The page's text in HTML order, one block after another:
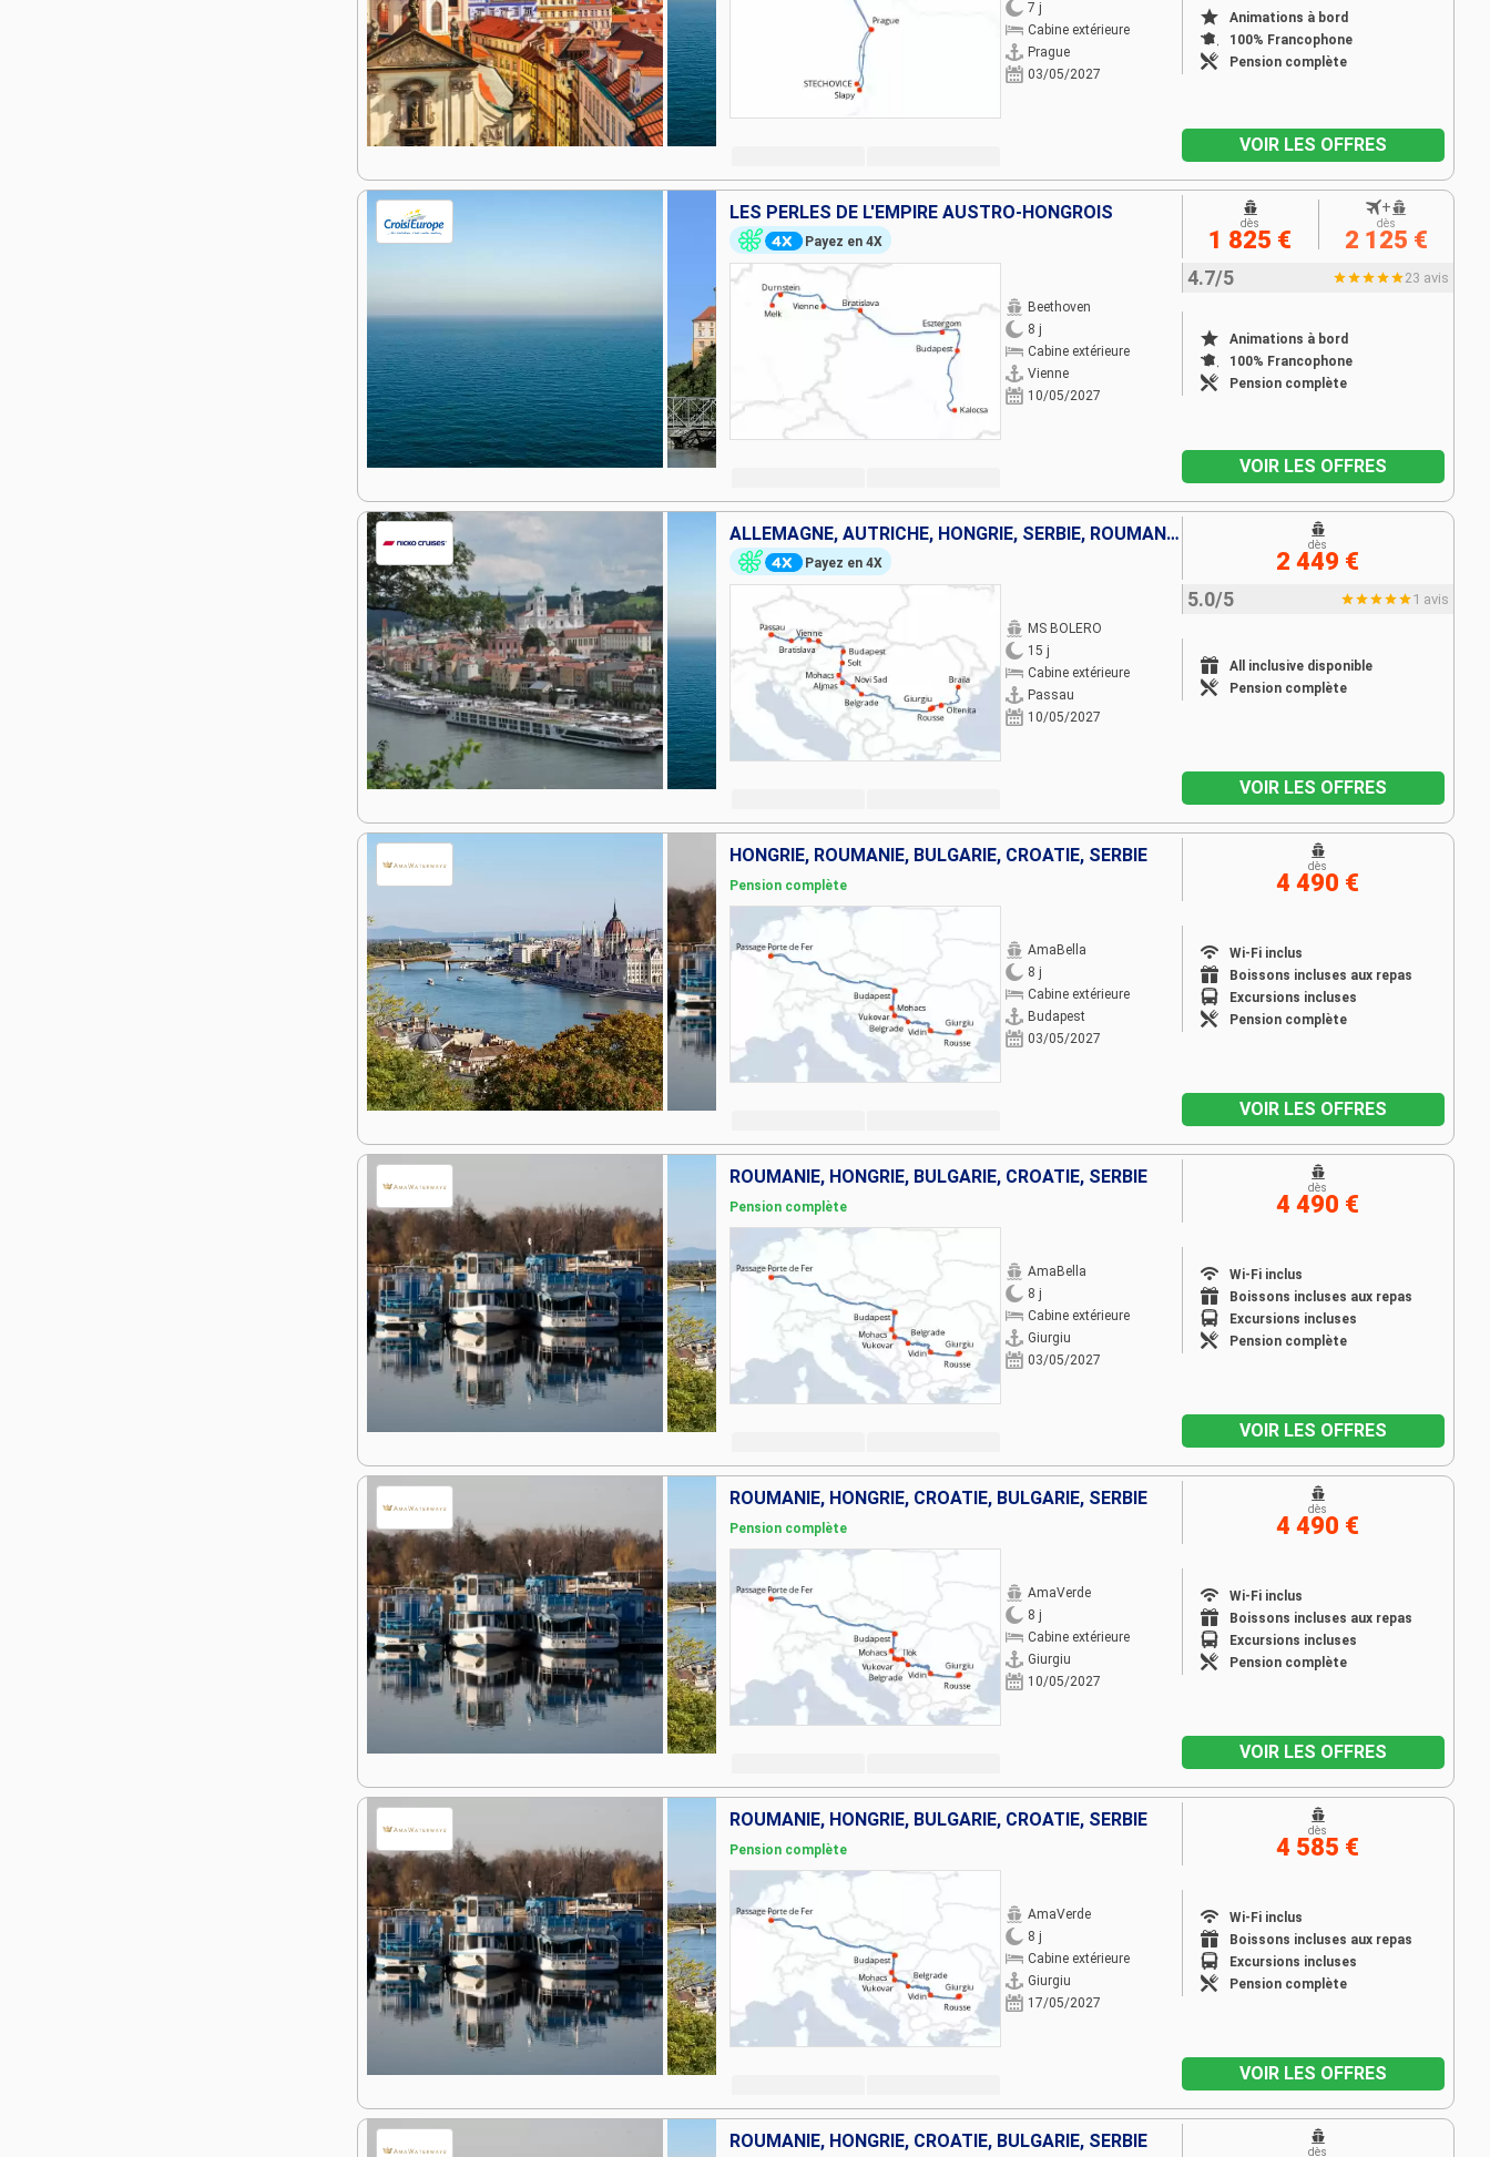
7 j
Cabine extérieure
Prague
03/05/2027
Animations à bord
100% Francophone
Pension complète
VOIR LES OFFRES
LES PERLES DE L'EMPIRE AUSTRO-HONGROIS
Payez en 4X
Beethoven
8 j
Cabine extérieure
Vienne
10/05/2027
4.7/5 23 avis
Animations à bord
100% Francophone
Pension complète
dès
1 825 €
+
dès
2 125 €
VOIR LES OFFRES
ALLEMAGNE, AUTRICHE, HONGRIE, SERBIE, ROUMANIE, SLOVAQUIE, FRANCE
Payez en 4X
MS BOLERO
15 j
Cabine extérieure
Passau
10/05/2027
5.0/5 1 avis
All inclusive disponible
Pension complète
dès
2 449 €
VOIR LES OFFRES
HONGRIE, ROUMANIE, BULGARIE, CROATIE, SERBIE
Pension complète
AmaBella
8 j
Cabine extérieure
Budapest
03/05/2027
Wi-Fi inclus
Boissons incluses aux repas
Excursions incluses
Pension complète
dès
4 490 €
VOIR LES OFFRES
ROUMANIE, HONGRIE, BULGARIE, CROATIE, SERBIE
Pension complète
AmaBella
8 j
Cabine extérieure
Giurgiu
03/05/2027
Wi-Fi inclus
Boissons incluses aux repas
Excursions incluses
Pension complète
dès
4 490 €
VOIR LES OFFRES
ROUMANIE, HONGRIE, CROATIE, BULGARIE, SERBIE
Pension complète
AmaVerde
8 j
Cabine extérieure
Giurgiu
10/05/2027
Wi-Fi inclus
Boissons incluses aux repas
Excursions incluses
Pension complète
dès
4 490 €
VOIR LES OFFRES
ROUMANIE, HONGRIE, BULGARIE, CROATIE, SERBIE
Pension complète
AmaVerde
8 j
Cabine extérieure
Giurgiu
17/05/2027
Wi-Fi inclus
Boissons incluses aux repas
Excursions incluses
Pension complète
dès
4 585 €
VOIR LES OFFRES
ROUMANIE, HONGRIE, CROATIE, BULGARIE, SERBIE
dès